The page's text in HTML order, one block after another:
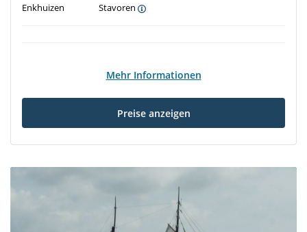
Enkhuizen
Stavoren
Mehr Informationen
Preise anzeigen